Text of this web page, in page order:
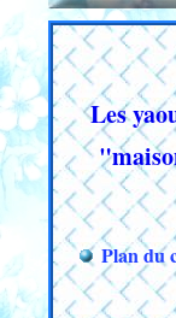
Les
Plan du